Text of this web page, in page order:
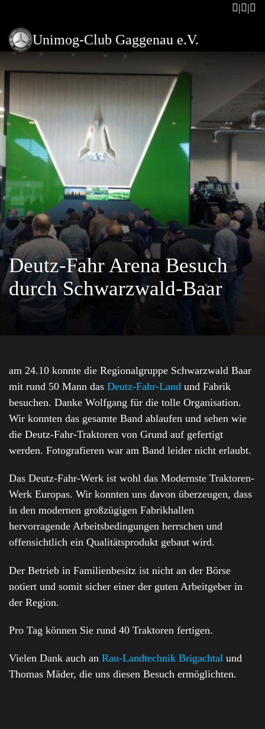
Unimog-Club Gaggenau e.V.
Deutz-Fahr Arena Besuch
durch Schwarzwald-Baar
am 24.10 konnte die Regionalgruppe Schwarzwald Baar
mit rund 50 Mann das Deutz-Fahr-Land und Fabrik
besuchen. Danke Wolfgang für die tolle Organisation.
Wir konnten das gesamte Band ablaufen und sehen wie
die Deutz-Fahr-Traktoren von Grund auf gefertigt
werden. Fotografieren war am Band leider nicht erlaubt.
Das Deutz-Fahr-Werk ist wohl das Modernste Traktoren-
Werk Europas. Wir konnten uns davon überzeugen, dass
in den modernen großzügigen Fabrikhallen
hervorragende Arbeitsbedingungen herrschen und
offensichtlich ein Qualitätsprodukt gebaut wird.
Der Betrieb in Familienbesitz ist nicht an der Börse
notiert und somit sicher einer der guten Arbeitgeber in
der Region.
Pro Tag können Sie rund 40 Traktoren fertigen.
Vielen Dank auch an Rau-Landtechnik Brigachtal und
Thomas Mäder, die uns diesen Besuch ermöglichten.